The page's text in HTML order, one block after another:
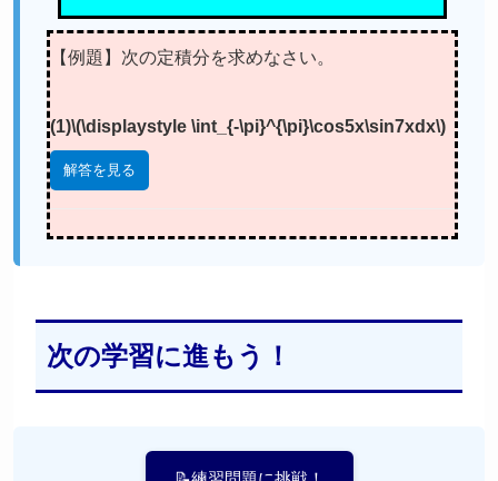
(1)
解答を見る
次の学習に進もう！
📝練習問題に挑戦！
📱前の単元:極限公式